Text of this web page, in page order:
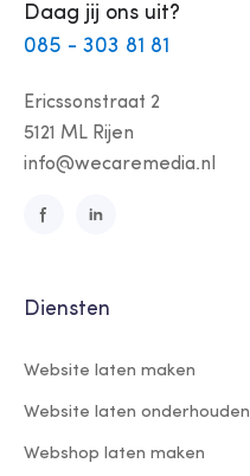
Daag jij ons uit?
085 - 303 81 81
Ericssonstraat 2
5121 ML Rijen
info@wecaremedia.nl
Diensten
Website laten maken
Website laten onderhouden
Webshop laten maken